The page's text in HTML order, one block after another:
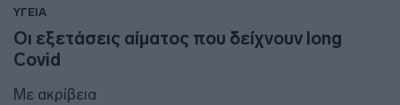
ΥΓΕΙΑ
Οι εξετάσεις αίματος που δείχνουν long
Covid
Με ακρίβεια